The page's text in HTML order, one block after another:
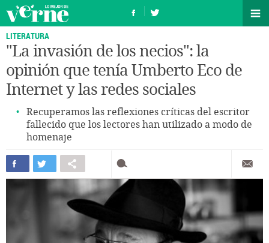
LITERATURA
"La invasión de los necios": la
opinión que tenía Umberto Eco de
Internet y las redes sociales
Recuperamos las reflexiones críticas del escritor
fallecido que los lectores han utilizado a modo de
homenaje